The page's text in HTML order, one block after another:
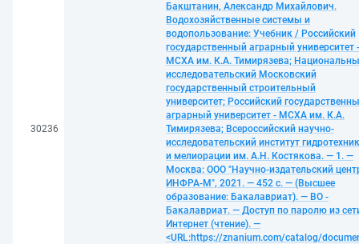
30236
Бакштанин, Александр Михайлович.
Водохозяйственные системы и
водопользование: Учебник / Российский
государственный аграрный университет -
МСХА им. К.А. Тимирязева;
исследовательский Московский
государственный строительный
университет; Российский
аграрный университет - МСХА им. К.А.
Тимирязева; Всероссийский научно-
исследовательский институт
и мелиорации им. А.Н. Костякова. — 1. —
Москва: ООО "Научно-издательский
ИНФРА-М", 2021. — 452 с. — (Высшее
образование: Бакалавриат). — ВО -
Бакалавриат. — Доступ по паролю из
Интернет (чтение). —
<URL:https://znanium.com/catalog/